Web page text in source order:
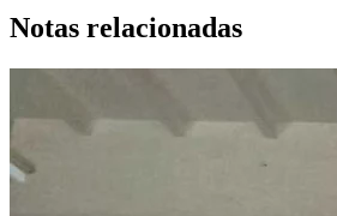
Notas relacionadas